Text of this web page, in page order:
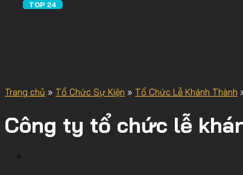
Trang chủ » Tổ Chức Sự Kiện » Tổ Chức Lễ Khánh Thành
Công ty tổ chức lễ